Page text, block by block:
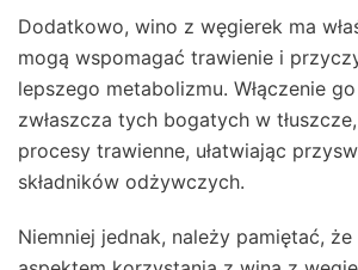
Dodatkowo, wino z węgierek ma
mogą wspomagać trawienie i
lepszego metabolizmu. Włączenie
zwłaszcza tych bogatych w
procesy trawienne, ułatwiając
składników odżywczych.
Niemniej jednak, należy pamiętać,